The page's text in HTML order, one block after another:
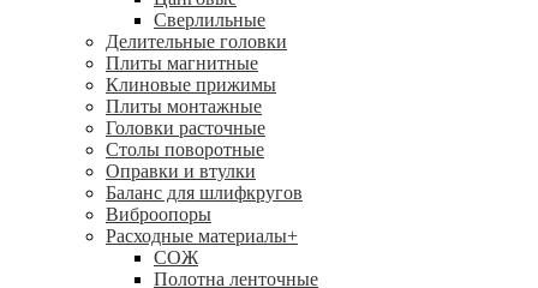
Сверлильные
Делительные головки
Плиты магнитные
Клиновые прижимы
Плиты монтажные
Головки расточные
Столы поворотные
Оправки и втулки
Баланс для шлифкругов
Виброопоры
Расходные материалы+
СОЖ
Полотна ленточные